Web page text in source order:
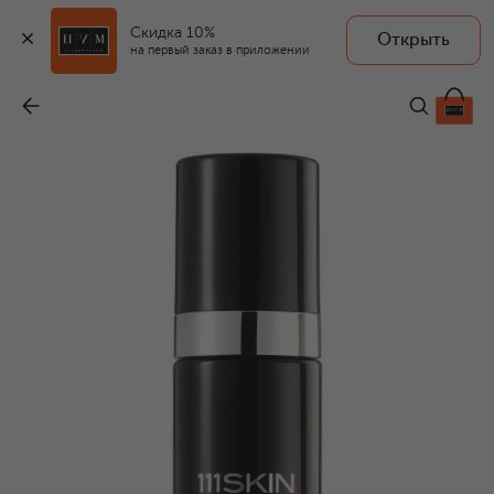
Скидка 10%
на первый заказ в приложении
Открыть
111SKIN
72 600 ₽